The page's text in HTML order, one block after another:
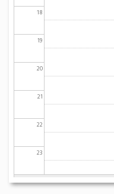
18
19
20
21
22
23